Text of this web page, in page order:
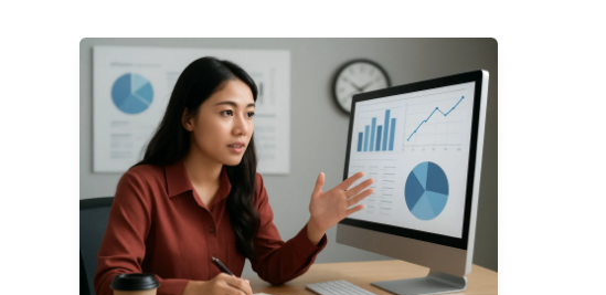
速
度
與
定
的
抉
擇：
70